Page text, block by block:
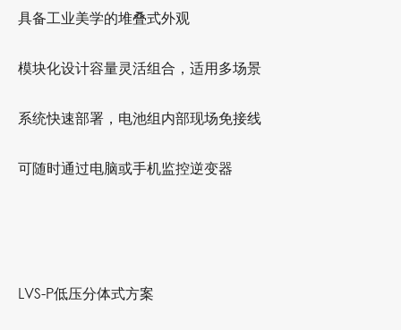
具备工业美学的堆叠式外观
模块化设计容量灵活组合，适用多场景
系统快速部署，电池组内部现场免接线
可随时通过电脑或手机监控逆变器
LVS-P低压分体式方案